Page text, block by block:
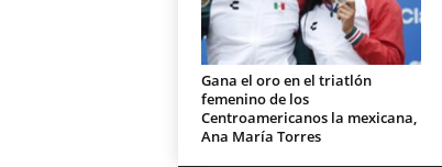
Gana el oro en el triatlón
femenino de los
Centroamericanos la mexicana,
Ana María Torres